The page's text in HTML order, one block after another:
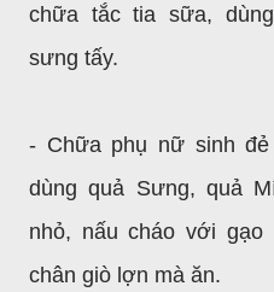
chữa tắc tia sữa,
sưng tấy.
- Chữa phụ nữ sinh
dùng quả Sưng, quả
nhỏ, nấu cháo với gạo
chân giò lợn mà ăn.